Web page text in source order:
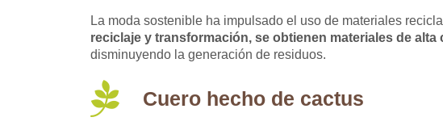
La moda sostenible ha impulsado el uso de materiales
reciclaje y transformación, se obtienen materiales de
disminuyendo la generación de residuos.
Cuero hecho de cactus